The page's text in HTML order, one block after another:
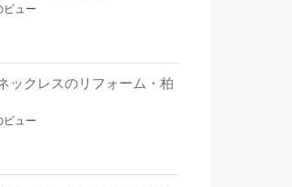
ビュー
ックレスのリフォーム・柏
ビュー